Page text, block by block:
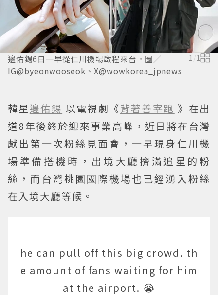
邊佑錫6日一早從仁川機場啟程來台。圖／
IG@byeonwooseok、X@wowkorea_jpnews
1/1
韓星 邊佑錫 以電視劇《背著善宰跑 》在出
道8年後終於迎來事業高峰，近日將在台灣
獻出第一次粉絲見面會，一早現身仁川機
場準備搭機時，出境大廳擠滿追星的粉
絲，而台灣桃園國際機場也已經湧入粉絲
在入境大廳等候。
he can pull off this big crowd. th
e amount of fans waiting for him
at the airport. 😭